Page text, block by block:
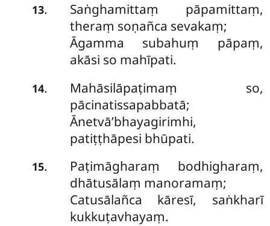
13.
Saṅghamittaṃ pāpamittaṃ,
theraṃ soṇañca sevakaṃ;
Āgamma subahuṃ pāpaṃ,
akāsi so mahīpati.
14.
Mahāsilāpaṭimaṃ so,
pācinatissapabbatā;
Ānetvā’bhayagirimhi,
patiṭṭhāpesi bhūpati.
15.
Paṭimāgharaṃ bodhigharaṃ,
dhātusālaṃ manoramaṃ;
Catusālañca kāresī, saṅkharī
kukkuṭavhayaṃ.